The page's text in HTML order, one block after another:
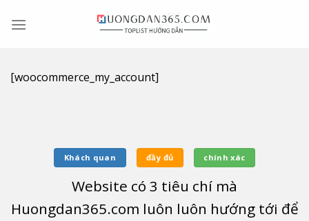
[woocommerce_my_account]
Khách quan đầy đủ chính xác
Website có 3 tiêu chí mà
Huongdan365.com luôn luôn hướng tới để